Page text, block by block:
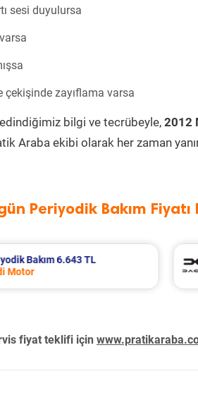
sesi duyulursa
çekişinde zayıflama varsa
bilgi ve tecrübeyle, 2012
Araba ekibi olarak her zaman
Periyodik Bakım
Bakım 7.799 TL
Dci Motor
fiyat teklifi için